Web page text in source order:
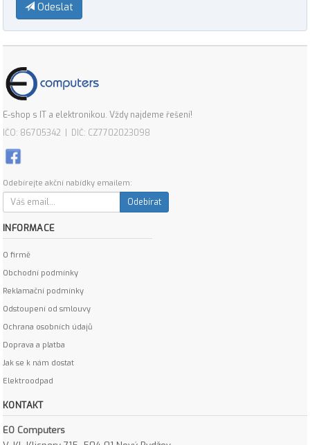
Odeslat
E-shop s IT a elektronikou. Vždy najdeme řešení!
IČO: 86705342 | DIČ: CZ7702023098
Odebírejte akční nabídky emailem:
Odebírat
INFORMACE
O firmě
Obchodní podmínky
Reklamační podmínky
Odstoupení od smlouvy
Ochrana osobních údajů
Doprava a platba
Jak se k nám dostat
Elektroodpad
KONTAKT
EO Computers